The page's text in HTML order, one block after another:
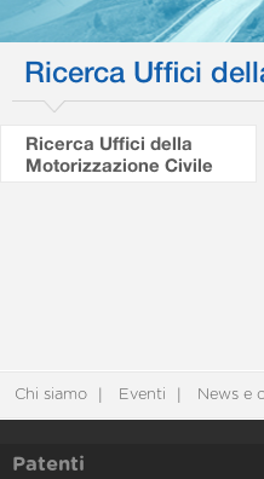
Ricerca Uffici
Ricerca Uffici della
Motorizzazione Civile
Chi siamo Eventi News e
Patenti